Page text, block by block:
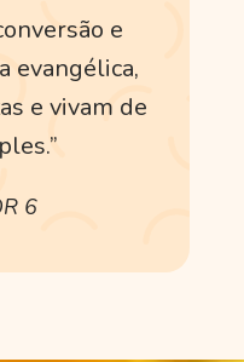
e
evangélica,
e vivam de
6